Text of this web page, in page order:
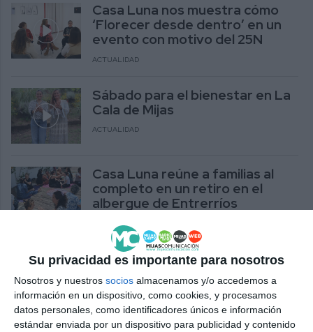
Su privacidad es importante para nosotros
Nosotros y nuestros socios almacenamos y/o accedemos a
información en un dispositivo, como cookies, y procesamos
datos personales, como identificadores únicos e información
estándar enviada por un dispositivo para publicidad y contenido
Casa Luna nos muestra cómo
‘Florecer desde dentro’ en un
evento con motivo del 25N
ACTUALIDAD
Sábado para el bienestar en La
Cala de Mijas
ACTUALIDAD
Casa Luna reúne a familias al
completo en un retiro en el
albergue de Entrerríos
La Asociación Casa Luna
organiza un fin de semana de
retiro en el albergue de
Entrerríos
ACTUALIDAD